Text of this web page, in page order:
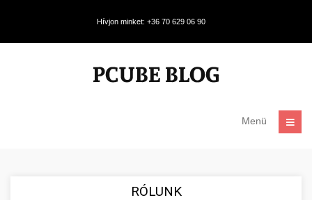
Hívjon minket: +36 70 629 06 90
Menü
RÓLUNK